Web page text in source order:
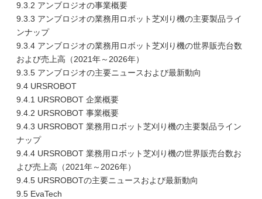
9.3.2 アンブロジオの事業概要
9.3.3 アンブロジオの業務用ロボット芝刈り機の主要製品ライ
ンナップ
9.3.4 アンブロジオの業務用ロボット芝刈り機の世界販売台数
および売上高（2021年～2026年）
9.3.5 アンブロジオの主要ニュースおよび最新動向
9.4 URSROBOT
9.4.1 URSROBOT 企業概要
9.4.2 URSROBOT 事業概要
9.4.3 URSROBOT 業務用ロボット芝刈り機の主要製品ライン
ナップ
9.4.4 URSROBOT 業務用ロボット芝刈り機の世界販売台数お
よび売上高（2021年～2026年）
9.4.5 URSROBOTの主要ニュースおよび最新動向
9.5 EvaTech